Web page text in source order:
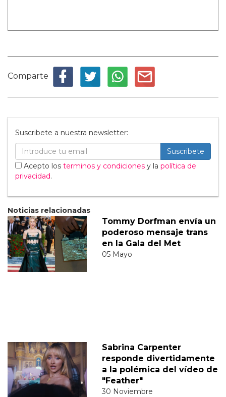
Comparte
Suscribete a nuestra newsletter:
Suscribete
Acepto los terminos y condiciones y la política de
privacidad.
Noticias relacionadas
Tommy Dorfman envía un
poderoso mensaje trans
en la Gala del Met
05 Mayo
Sabrina Carpenter
responde divertidamente
a la polémica del vídeo de
"Feather"
30 Noviembre